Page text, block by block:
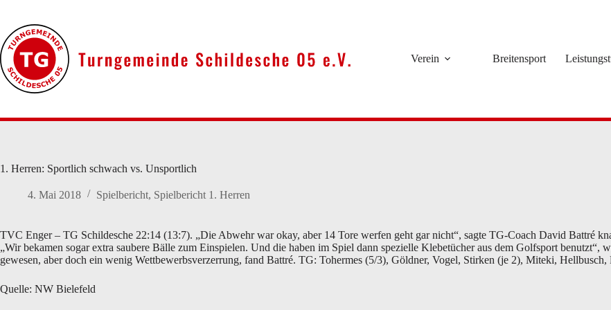
springen
Verein Breitensport
1. Herren: Sportlich schwach vs. Unsportlich
4. Mai 2018 Spielbericht, Spielbericht 1. Herren
TVC Enger – TG Schildesche 22:14 (13:7). „Die Abwehr war okay, aber 14 Tore werfen geht gar nicht“, sagte TG-Coach David Battré
„Wir bekamen sogar extra saubere Bälle zum Einspielen. Und die haben im Spiel dann spezielle Klebetücher aus dem Golfsport
gewesen, aber doch ein wenig Wettbewerbsverzerrung, fand Battré. TG: Tohermes (5/3), Göldner, Vogel, Stirken (je 2), Miteki, Hellbusch,
Quelle: NW Bielefeld